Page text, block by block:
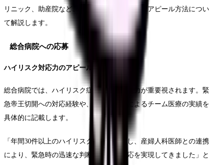
リニック、助産院など、施設形態別の効果的なアピール方法につい
て解説します。
総合病院への応募
ハイリスク対応力のアピール
総合病院では、ハイリスク症例への対応能力が重要視されます。緊
急帝王切開への対応経験や、多職種連携によるチーム医療の実績を
具体的に記載します。
「年間30件以上のハイリスク分娩に対応し、産婦人科医師との連携
により、緊急時の迅速な判断と適切な対応を実現してきました」と